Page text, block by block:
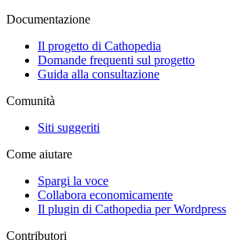
Documentazione
Il progetto di Cathopedia
Domande frequenti sul progetto
Guida alla consultazione
Comunità
Siti suggeriti
Come aiutare
Spargi la voce
Collabora economicamente
Il plugin di Cathopedia per Wordpress
Contributori